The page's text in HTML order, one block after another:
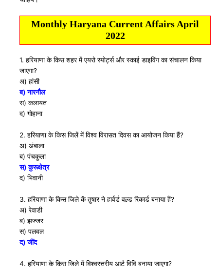
Monthly Haryana Current Affairs April
2022
1. हरियाणा के किस शहर में एयरो स्पोर्ट्स और स्काई डाइविंग का संचालन किया
जाएगा?
अ) हांसी
ब) नारनौल
स) कलायत
द) गोहाना
2. हरियाणा के किस जिलें में विश्व विरासत दिवस का आयोजन किया हैं?
अ) अंबाला
ब) पंचकुला
स) कुरूक्षेत्र
द) भिवानी
3. हरियाणा के किस जिले कें तुषार ने हार्वर्ड वल्र्ड रिकार्ड बनाया हैं?
अ) रेवाडी
ब) झज्जर
स) पलवल
द) जींद
4. हरियाणा के किस जिले में विश्वस्तरीय आर्ट विवि बनाया जाएगा?